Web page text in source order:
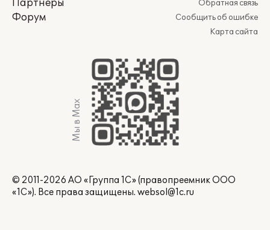
Партнеры
Форум
Обратная связь
Сообщить об ошибке
Карта сайта
Мы в Max
© 2011-2026 АО «Группа 1С» (правопреемник ООО
«1С»). Все права защищены. websol@1c.ru